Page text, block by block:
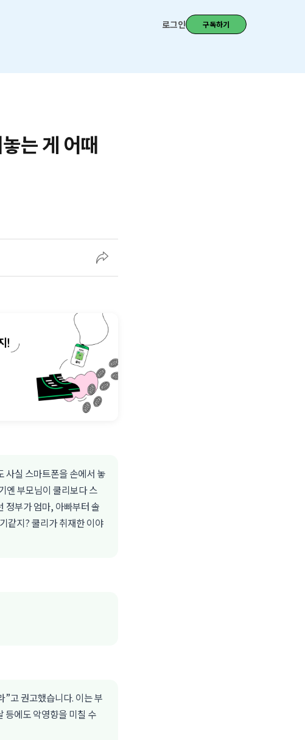
로그인 구독하기
는 게 어때
사실 스마트폰을 손에서 놓
엔 부모님이 쿨리보다 스
정부가 엄마, 아빠부터 솔
같지? 쿨리가 취재한 이야
”고 권고했습니다. 이는 부
등에도 악영향을 미칠 수